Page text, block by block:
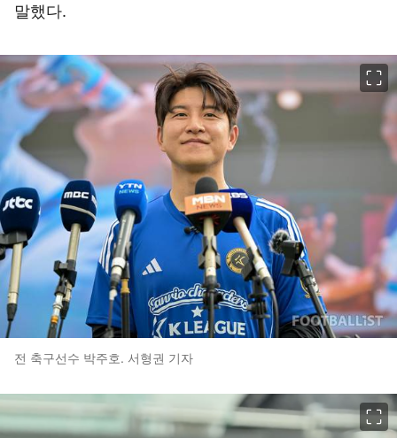
말했다.
전 축구선수 박주호. 서형권 기자